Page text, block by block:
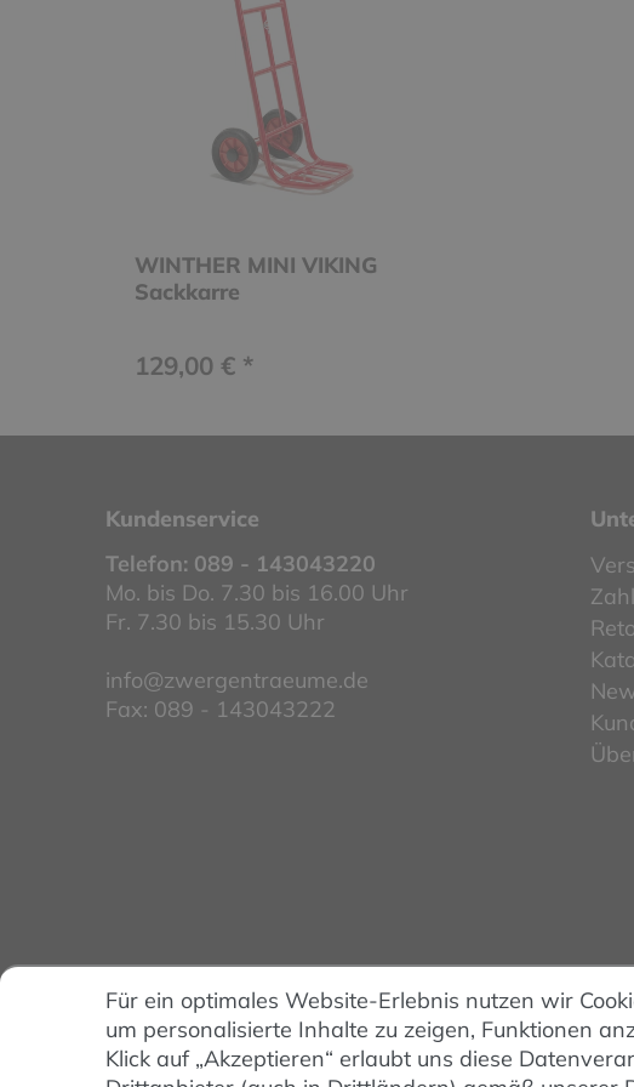
WINTHER MINI VIKING
Sackkarre
129,00 € *
Kundenservice
Telefon: 089 - 143043220
Mo. bis Do. 7.30 bis 16.00 Uhr
Fr. 7.30 bis 15.30 Uhr
info@zwergentraeume.de
Fax: 089 - 143043222
Für ein optimales Website-Erlebnis nutzen wir
um personalisierte Inhalte zu zeigen, Funktionen
Klick auf „Akzeptieren“ erlaubt uns diese